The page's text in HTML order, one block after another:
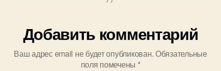
Добавить комментарий
Ваш адрес email не будет опубликован.Обязательные
поля помечены *